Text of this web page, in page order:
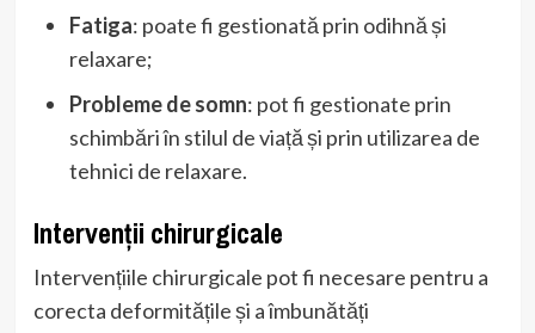
Fatiga: poate fi gestionată prin odihnă și
relaxare;
Probleme de somn: pot fi gestionate prin
schimbări în stilul de viață și prin utilizarea de
tehnici de relaxare.
Intervenții chirurgicale
Intervențiile chirurgicale pot fi necesare pentru a
corecta deformitățile și a îmbunătăți